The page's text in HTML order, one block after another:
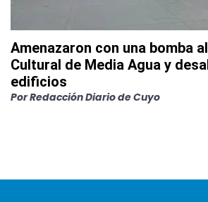
Amenazaron con una bomba
Cultural de Media Agua y
edificios
PorRedacción Diario de Cuyo